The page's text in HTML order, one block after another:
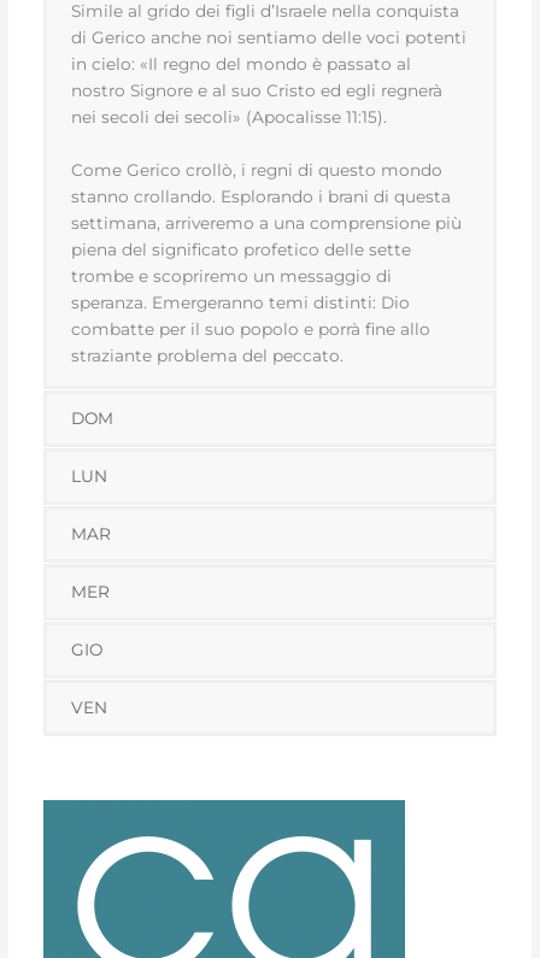
Simile al grido dei figli d’Israele nella conquista
di Gerico anche noi sentiamo delle voci potenti
in cielo: «Il regno del mondo è passato al
nostro Signore e al suo Cristo ed egli regnerà
nei secoli dei secoli» (Apocalisse 11:15).
Come Gerico crollò, i regni di questo mondo
stanno crollando. Esplorando i brani di questa
settimana, arriveremo a una comprensione più
piena del significato profetico delle sette
trombe e scopriremo un messaggio di
speranza. Emergeranno temi distinti: Dio
combatte per il suo popolo e porrà fine allo
straziante problema del peccato.
DOM
LUN
MAR
MER
GIO
VEN